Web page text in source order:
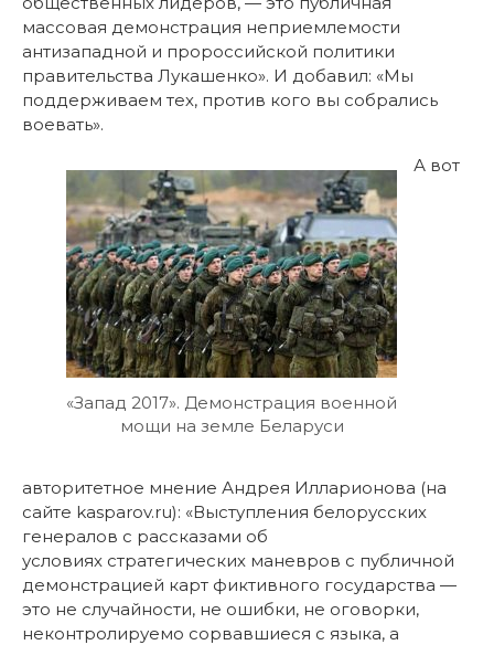
массовая демонстрация неприемлемости
антизападной и пророссийской политики
правительства Лукашенко». И добавил: «Мы
поддерживаем тех, против кого вы собрались
воевать».
«Запад 2017». Демонстрация военной
мощи на земле Беларуси
А вот
авторитетное мнение Андрея Илларионова (на
сайте kasparov.ru): «Выступления белорусских
генералов с рассказами об
условиях стратегических маневров с публичной
демонстрацией карт фиктивного государства —
это не случайности, не ошибки, не оговорки,
неконтролируемо сорвавшиеся с языка, а